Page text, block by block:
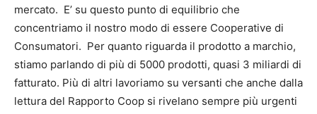
mercato. E’ su questo punto di equilibrio che
concentriamo il nostro modo di essere Cooperative di
Consumatori. Per quanto riguarda il prodotto a marchio,
stiamo parlando di più di 5000 prodotti, quasi 3 miliardi di
fatturato. Più di altri lavoriamo su versanti che anche dalla
lettura del Rapporto Coop si rivelano sempre più urgenti